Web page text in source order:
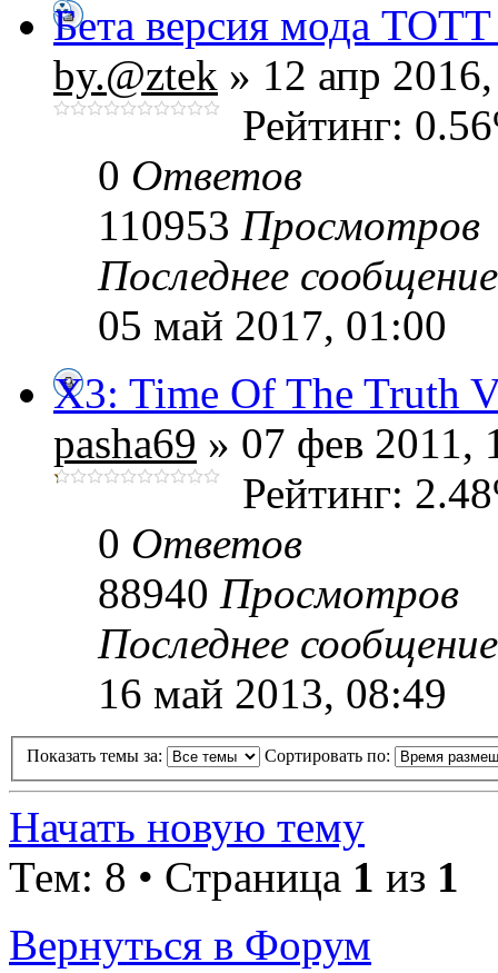
Бета версия мода
by.@ztek » 12 апр
Рейтинг:
0 Ответов
110953 Просмотров
Последнее
05 май 2017, 01:00
X3: Time Of The Truth
pasha69 » 07 фев 2011,
Рейтинг:
0 Ответов
88940 Просмотров
Последнее
16 май 2013, 08:49
Показать темы за: Сортировать по:
Начать новую тему
Тем: 8 • Страница 1 из 1
Вернуться в Форум